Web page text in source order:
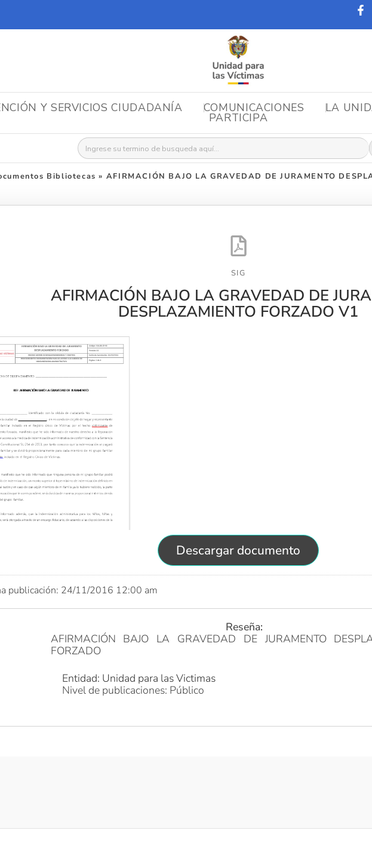
Y SERVICIOS CIUDADANÍA COMUNICACIONES LA
PARTICIPA
Buscar:
Bibliotecas » AFIRMACIÓN BAJO LA GRAVEDAD DE JURAMENTO
SIG
AFIRMACIÓN BAJO LA GRAVEDAD DE
DESPLAZAMIENTO FORZADO V1
Descargar documento
publicación: 24/11/2016 12:00 am
Reseña:
AFIRMACIÓN BAJO LA GRAVEDAD DE JURAMENTO
FORZADO
Entidad: Unidad para las Victimas
Nivel de publicaciones: Público